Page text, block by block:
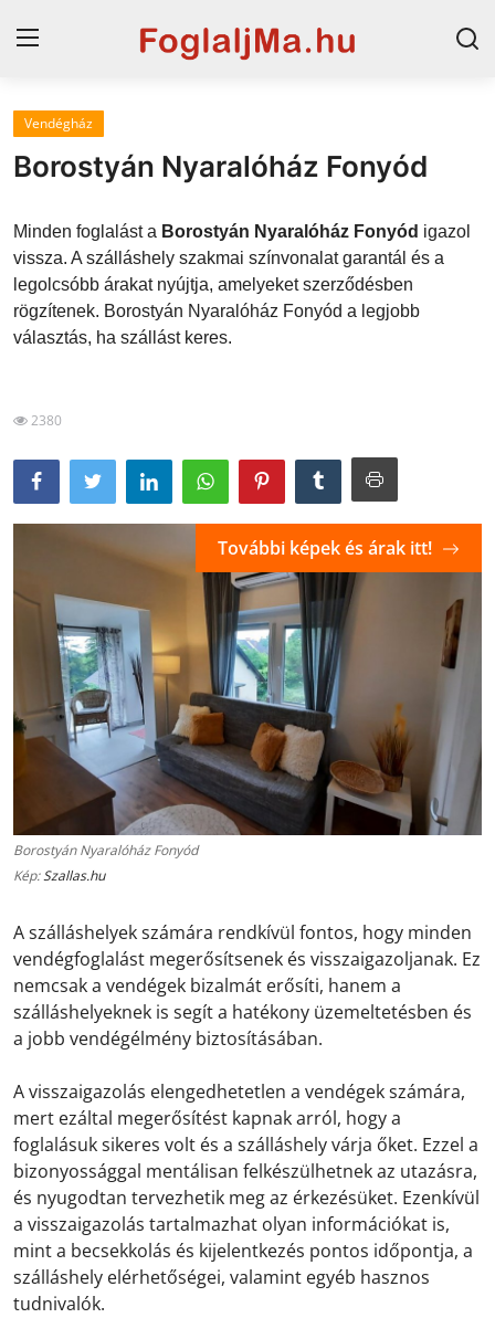
Magyarország
Horvát tengerpart
Horvátország
Szállások a Balatonon
Szállások Hajdúszoboszlón
Vendégház
Borostyán Nyaralóház Fonyód
Minden foglalást a Borostyán Nyaralóház Fonyód igazol
vissza. A szálláshely szakmai színvonalat garantál és a
legolcsóbb árakat nyújtja, amelyeket szerződésben
rögzítenek. Borostyán Nyaralóház Fonyód a legjobb
választás, ha szállást keres.
2380
Borostyán Nyaralóház Fonyód
Kép:Szallas.hu
További képek és árak itt!
A szálláshelyek számára rendkívül fontos, hogy minden
vendégfoglalást megerősítsenek és visszaigazoljanak. Ez
nemcsak a vendégek bizalmát erősíti, hanem a
szálláshelyeknek is segít a hatékony üzemeltetésben és
a jobb vendégélmény biztosításában.
A visszaigazolás elengedhetetlen a vendégek számára,
mert ezáltal megerősítést kapnak arról, hogy a
foglalásuk sikeres volt és a szálláshely várja őket. Ezzel a
bizonyossággal mentálisan felkészülhetnek az utazásra,
és nyugodtan tervezhetik meg az érkezésüket. Ezenkívül
a visszaigazolás tartalmazhat olyan információkat is,
mint a becsekkolás és kijelentkezés pontos időpontja, a
szálláshely elérhetőségei, valamint egyéb hasznos
tudnivalók.